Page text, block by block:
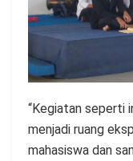
“Kegiatan seperti
menjadi ruang
mahasiswa dan